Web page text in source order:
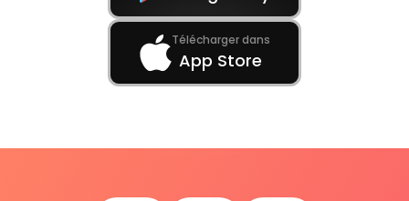
Télécharger dans
App Store